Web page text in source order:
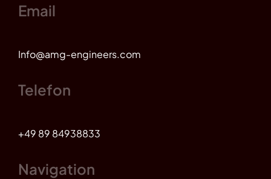
Email
Info@amg-engineers.com
Telefon
+49 89 84938833
Navigation